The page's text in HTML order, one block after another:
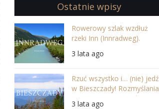
Ostatnie wpisy
Rowerowy szlak wzdłuż
rzeki Inn (Innradweg).
najpiękniejszej odsłonie
3 lata ago
Rzuć wszystko i… (nie) jedź
w Bieszczady! Rozmyślania
po wycieczce na Jasło
3 lata ago